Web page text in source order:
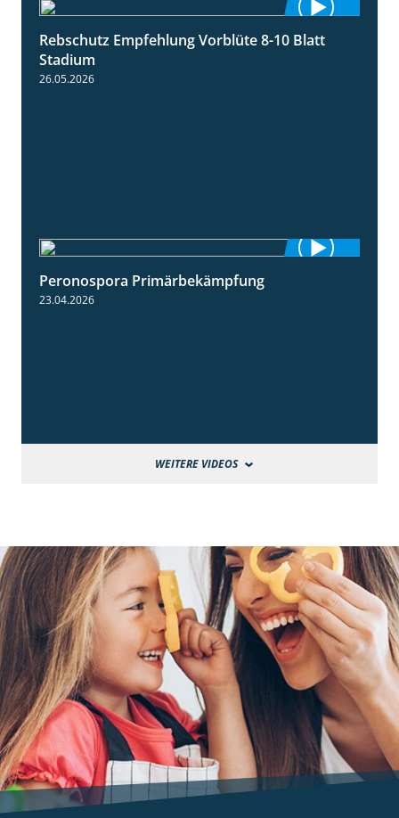
1:55
Rebschutz Empfehlung Vorblüte 8-10 Blatt
Stadium
26.05.2026
Peronospora Primärbekämpfung
23.04.2026
WEITERE VIDEOS